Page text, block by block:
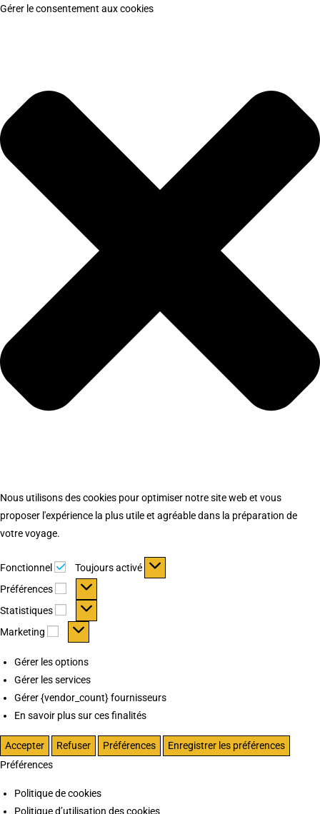
Gérer le consentement aux cookies
Nous utilisons des cookies pour optimiser notre site web et vous
proposer l'expérience la plus utile et agréable dans la préparation de
votre voyage.
Fonctionnel Fonctionnel
Toujours activé
Préférences
Préférences
Statistiques Statistiques
Marketing Marketing
Gérer les options
Gérer les services
Gérer {vendor_count} fournisseurs
En savoir plus sur ces finalités
Accepter Refuser Préférences
Enregistrer les préférences
Préférences
Politique de cookies
Politique d’utilisation des cookies